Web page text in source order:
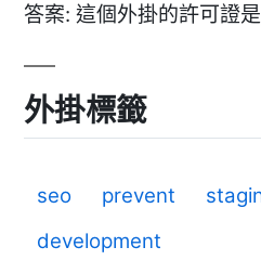
答案: 這個外掛的許可證
外掛標籤
seo prevent
development